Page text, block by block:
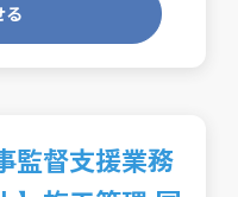
る
監督支援業務